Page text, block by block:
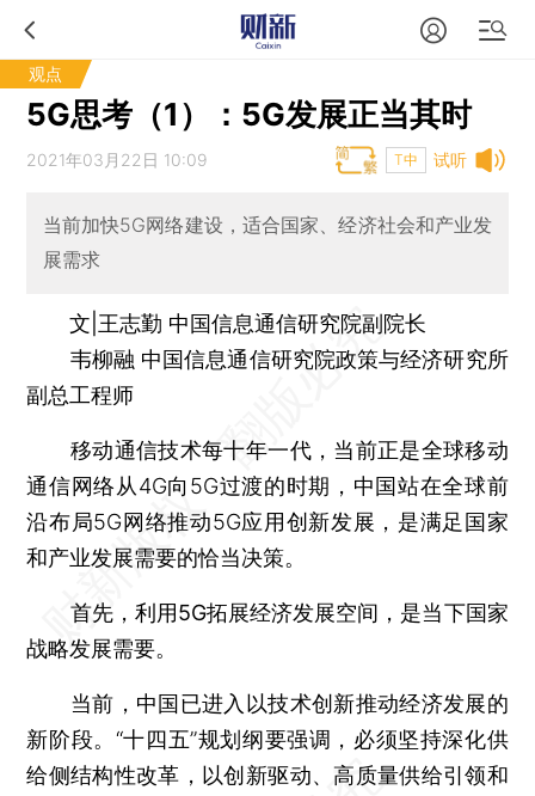
观点
5G思考（1）：5G发展正当其时
试听
2021年03月22日 10:09 T中
当前加快5G网络建设，适合国家、经济社会和产业发
展需求
文|王志勤 中国信息通信研究院副院长
韦柳融 中国信息通信研究院政策与经济研究所
副总工程师
移动通信技术每十年一代，当前正是全球移动
通信网络从4G向5G过渡的时期，中国站在全球前
沿布局5G网络推动5G应用创新发展，是满足国家
和产业发展需要的恰当决策。
首先，利用5G拓展经济发展空间，是当下国家
战略发展需要。
当前，中国已进入以技术创新推动经济发展的
新阶段。 “十四五”规划纲要强调，必须坚持深化供
给侧结构性改革，以创新驱动、高质量供给引领和